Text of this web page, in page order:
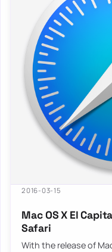
2016-03-15
Mac OS X El
Safari
With the release of